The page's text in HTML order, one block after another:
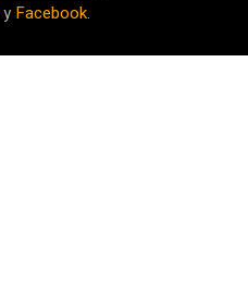
y Facebook.